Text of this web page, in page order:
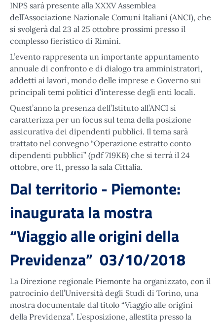
INPS sarà presente alla XXXV Assemblea
dell’Associazione Nazionale Comuni Italiani (ANCI), che
si svolgerà dal 23 al 25 ottobre prossimi presso il
complesso fieristico di Rimini.
L’evento rappresenta un importante appuntamento
annuale di confronto e di dialogo tra amministratori,
addetti ai lavori, mondo delle imprese e Governo sui
principali temi politici d’interesse degli enti locali.
Quest’anno la presenza dell’Istituto all’ANCI si
caratterizza per un focus sul tema della posizione
assicurativa dei dipendenti pubblici. Il tema sarà
trattato nel convegno “Operazione estratto conto
dipendenti pubblici” (pdf 719KB) che si terrà il 24
ottobre, ore 11, presso la sala Cittalia.
Dal territorio - Piemonte:
inaugurata la mostra
“Viaggio alle origini della
Previdenza” 03/10/2018
La Direzione regionale Piemonte ha organizzato, con il
patrocinio dell’Università degli Studi di Torino, una
mostra documentale dal titolo “Viaggio alle origini
della Previdenza”. L’esposizione, allestita presso la